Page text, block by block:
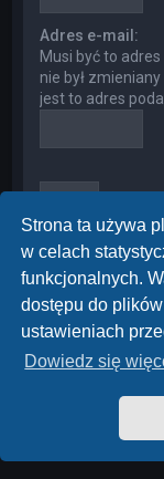
Strona ta używa
w celach
funkcjonalnych.
dostępu do
ustawieniach
Dowiedz się
Adres e-mail:
Musi być to
nie był
jest to adres
Strona główna
Powered byphpBB™